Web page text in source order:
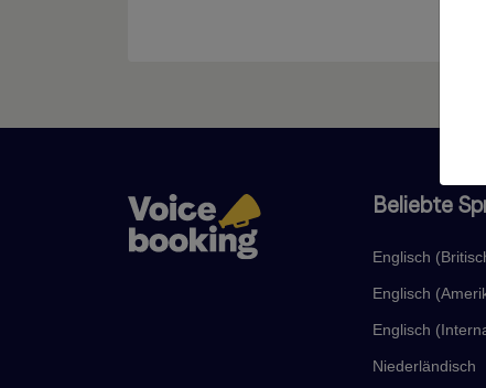
Beliebte
Englisch
Englisch
Englisch
Niederländisch